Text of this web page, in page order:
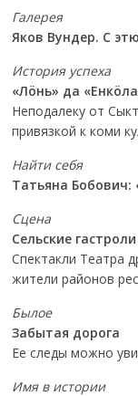
Галерея
Яков Вундер. С
История успеха
«Лöнь» да
Неподалеку от
привязкой к коми
Найти себя
Татьяна Бобович:
Сцена
Сельские гастроли
Спектакли Театра
жители районов
Былое
Забытая дорога
Ее следы можно
Имя в истории